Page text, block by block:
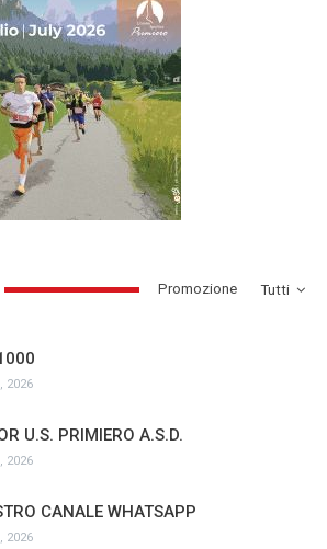
Tutti
­Promozione
2026
U.S. PRIMIERO A.S.D.
2026
CANALE WHATSAPP
2026